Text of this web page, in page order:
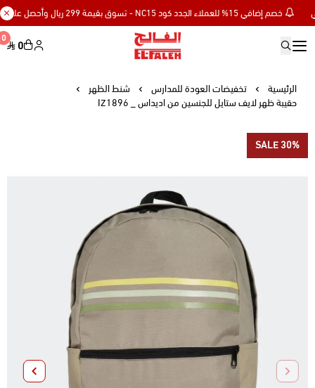
خصم إضافي 15% للعملاء الجدد كود NC15 - تسوق بقيمة 299 ريال وأحصل على توصيل مجاني
0 0
الرئيسية تخفيضات العودة للمدارس
شنط الظهر
حقيبة ظهر لايف ستايل للجنسين من اديداس _ IZ1896
SALE 30%